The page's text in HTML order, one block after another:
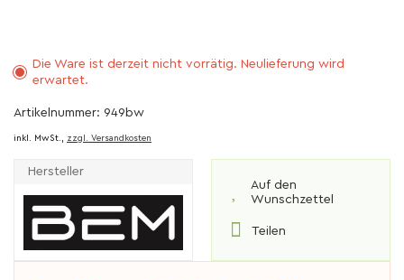
Die Ware ist derzeit nicht vorrätig. Neulieferung wird
erwartet.
Artikelnummer: 949bw
inkl. MwSt., zzgl. Versandkosten
Hersteller
Auf den
Wunschzettel
Teilen